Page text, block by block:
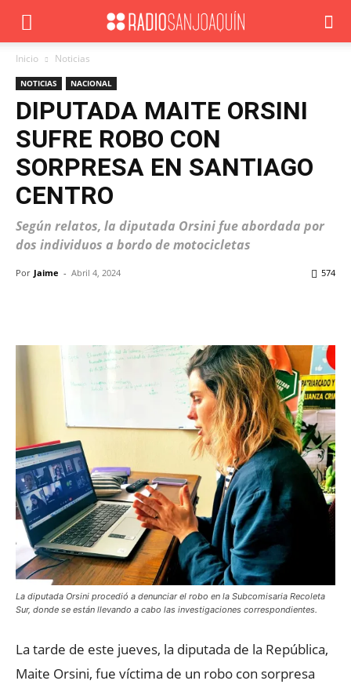
Inicio Noticias
NOTICIAS NACIONAL
DIPUTADA MAITE ORSINI
SUFRE ROBO CON
SORPRESA EN SANTIAGO
CENTRO
Según relatos, la diputada Orsini fue abordada por
dos individuos a bordo de motocicletas
Por Jaime - Abril 4, 2024 574
La diputada Orsini procedió a denunciar el robo en la Subcomisaria Recoleta
Sur, donde se están llevando a cabo las investigaciones correspondientes.
La tarde de este jueves, la diputada de la República,
Maite Orsini, fue víctima de un robo con sorpresa